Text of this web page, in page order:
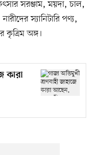
সরঞ্জাম, ময়দা, চাল,
স্যানিটারি পণ্য,
কৃত্রিম অঙ্গ।
কারা